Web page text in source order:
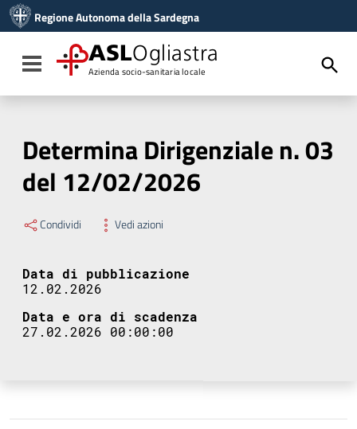
Vai al menu di navigazione
Vai al footer
Regione Autonoma della Sardegna
Toggle navigation
ASLOgliastra
Azienda socio-sanitaria locale
Determina Dirigenziale n. 03
del 12/02/2026
Condividi Vedi azioni
Data di pubblicazione
12.02.2026
Data e ora di scadenza
27.02.2026 00:00:00